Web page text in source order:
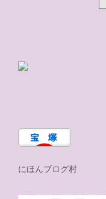
にほんブログ村